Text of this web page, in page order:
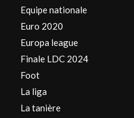
Equipe nationale
Euro 2020
Europa league
Finale LDC 2024
Foot
La liga
La tanière